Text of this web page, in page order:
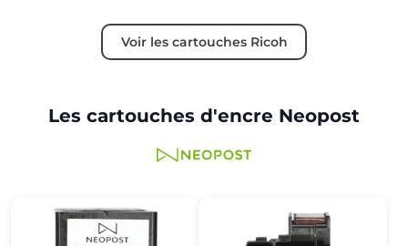
Voir les cartouches Ricoh
Les cartouches d'encre Neopost